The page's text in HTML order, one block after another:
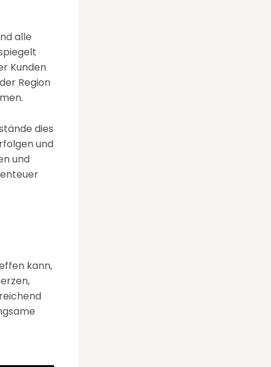
alle
Kunden
Region
dies
und
und
kann,